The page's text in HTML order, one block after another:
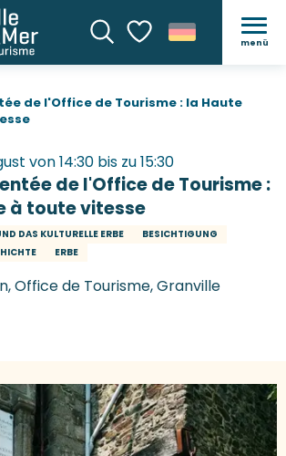
SucheVoir les favoris
menü
de l'Office de Tourisme : la Haute
von 14:30 bis zu 15:30
de l'Office de Tourisme :
à toute vitesse
DAS KULTURELLE ERBE
BESICHTIGUNG
ERBE
Office de Tourisme, Granville
aux favoris